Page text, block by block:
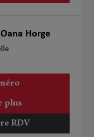
Horge
plus
RDV